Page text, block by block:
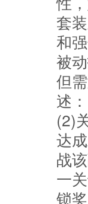
套
和
被
但
述
(2)
达
战
一
锁